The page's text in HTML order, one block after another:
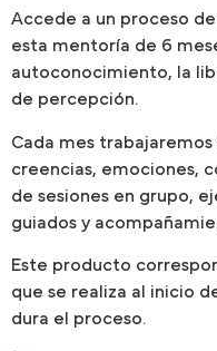
Accede a un proceso
esta mentoría de 6
autoconocimiento, la
de percepción.
Cada mes
creencias, emociones,
de sesiones en grupo,
guiados y
Este producto
que se realiza al inicio
dura el proceso.